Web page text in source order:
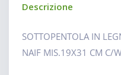
Descrizione
SOTTOPENTOLA IN
NAIF MIS.19X31 CM C/